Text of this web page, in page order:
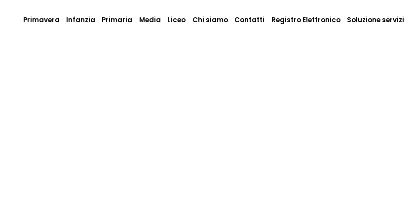
Primavera Infanzia Primaria Media Liceo Chi siamo Contatti Registro Elettronico Soluzione servizi